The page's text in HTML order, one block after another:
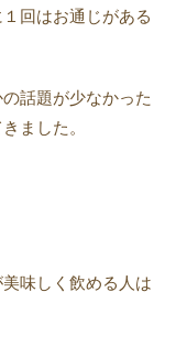
回はお通じがある
話題が少なかった
ました。
味しく飲める人は